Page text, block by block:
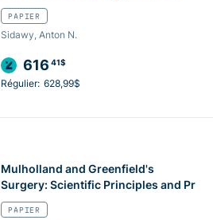
PAPIER
Sidawy, Anton N.
616 41$
Régulier: 628,99$
Mulholland and Greenfield's
Surgery: Scientific Principles and Pr
PAPIER